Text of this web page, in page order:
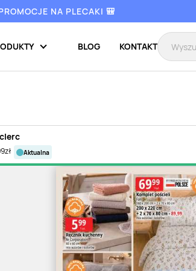
NA PLECAKI 🎒
BLOG KONTAKT
zł aktualna